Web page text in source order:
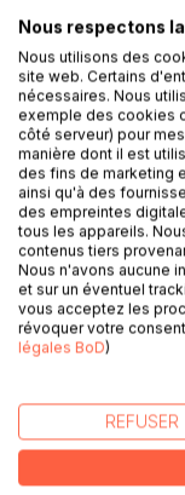
monastère, la
ressources.
la stabilité, valeurs
spirituelle
l'abbé, qui doit
disciples. La règle
pratiques sur la
assurant ainsi la
bien que destiné
eu une influence
ordres
pendant des
communautaire
"Règle de Saint
empreinte de
Nous respectons
Nous utilisons des
site web. Certains
nécessaires. Nous
exemple des cookies
côté serveur) pour
manière dont il est
des fins de marketing
ainsi qu'à des
des empreintes
tous les appareils.
contenus tiers
Nous n'avons aucune
et sur un éventuel
vous acceptez les
révoquer votre
légales BoD)
REFUSER